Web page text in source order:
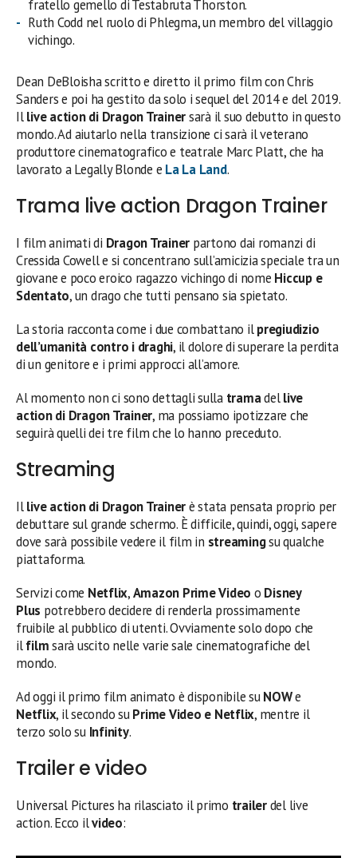
fratello gemello di Testabruta Thorston.
Ruth Codd nel ruolo di Phlegma, un membro del villaggio
vichingo.
Dean DeBloisha scritto e diretto il primo film con Chris
Sanders e poi ha gestito da solo i sequel del 2014 e del 2019.
Illive action di Dragon Trainersarà il suo debutto in questo
mondo. Ad aiutarlo nella transizione ci sarà il veterano
produttore cinematografico e teatrale Marc Platt, che ha
lavorato a Legally Blonde e La La Land.
Trama live action Dragon Trainer
I film animati di Dragon Trainer partono dai romanzi di
Cressida Cowell e si concentrano sull’amicizia speciale tra un
giovane e poco eroico ragazzo vichingo di nome Hiccup e
Sdentato, un drago che tutti pensano sia spietato.
La storia racconta come i due combattano ilpregiudizio
dell’umanità contro i draghi, il dolore di superare la perdita
di un genitore e i primi approcci all’amore.
Al momento non ci sono dettagli sulla tramadellive
action di Dragon Trainer, ma possiamo ipotizzare che
seguirà quelli dei tre film che lo hanno preceduto.
Streaming
Illive action di Dragon Trainerè stata pensata proprio per
debuttare sul grande schermo. È difficile, quindi, oggi, sapere
dove sarà possibile vedere il film in streamingsu qualche
piattaforma.
Servizi come Netflix,Amazon Prime Video o Disney
Plus potrebbero decidere di renderla prossimamente
fruibile al pubblico di utenti. Ovviamente solo dopo che
ilfilmsarà uscito nelle varie sale cinematografiche del
mondo.
Ad oggi il primo film animato è disponibile suNOWe
Netflix, il secondo suPrime Video e Netflix, mentre il
terzo solo su Infinity.
Trailer e video
Universal Pictures ha rilasciato il primo trailerdel live
action. Ecco ilvideo: